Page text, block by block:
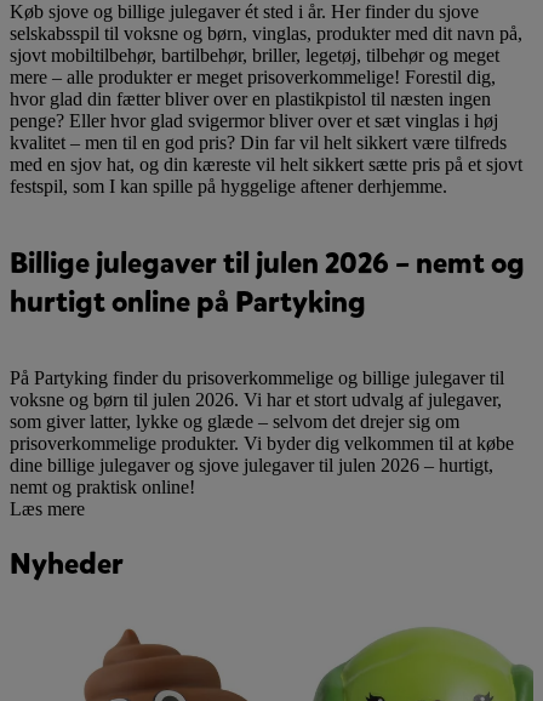
Køb sjove og billige julegaver ét sted i år. Her finder du sjove
selskabsspil til voksne og børn, vinglas, produkter med dit navn på,
sjovt mobiltilbehør, bartilbehør, briller, legetøj, tilbehør og meget
mere – alle produkter er meget prisoverkommelige! Forestil dig,
hvor glad din fætter bliver over en plastikpistol til næsten ingen
penge? Eller hvor glad svigermor bliver over et sæt vinglas i høj
kvalitet – men til en god pris? Din far vil helt sikkert være tilfreds
med en sjov hat, og din kæreste vil helt sikkert sætte pris på et sjovt
festspil, som I kan spille på hyggelige aftener derhjemme.
Billige julegaver til julen 2026 – nemt og
hurtigt online på Partyking
På Partyking finder du prisoverkommelige og billige julegaver til
voksne og børn til julen 2026. Vi har et stort udvalg af julegaver,
som giver latter, lykke og glæde – selvom det drejer sig om
prisoverkommelige produkter. Vi byder dig velkommen til at købe
dine billige julegaver og sjove julegaver til julen 2026 – hurtigt,
nemt og praktisk online!
Læs mere
Nyheder